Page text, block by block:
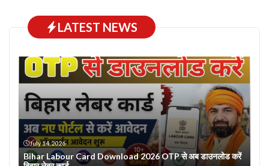
LATEST NEWS
July 14, 2026
Bihar Labour Card Download 2026 OTP से अब डाउनलोड करें